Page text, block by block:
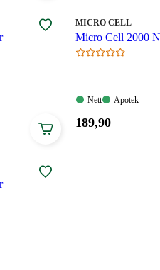
MERKE :
MICRO CELL
Micro Cell 2000
Nett:
Nett
Apotek:
Apotek
Pris:
189,90